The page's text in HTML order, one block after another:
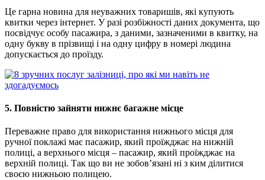
Це гарна новина для неуважних товаришів, які купують
квитки через інтернет. У разі розбіжності даних документа, що
посвідчує особу пасажира, з даними, зазначеними в квитку, на
одну букву в прізвищі і на одну цифру в номері людина
допускається до проїзду.
5. Повністю зайняти нижнє багажне місце
Переважне право для використання нижнього місця для
ручної поклажі має пасажир, який проїжджає на нижній
полиці, а верхнього місця – пасажир, який проїжджає на
верхній полиці. Так що ви не зобов’язані ні з ким ділитися
своєю нижньою полицею.